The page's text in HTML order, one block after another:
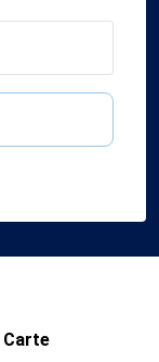
Carte